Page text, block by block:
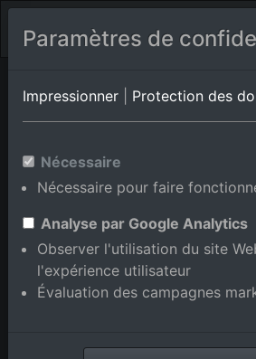
Mammern Thurgovie
Photos aériennes de
Steckborn en
Suisse
Paramètres de
Impressionner Protection des
Nécessaire
Nécessaire pour faire
Analyse par Google Analytics
Observer l'utilisation du site
l'expérience utilisateur
Évaluation des campagnes